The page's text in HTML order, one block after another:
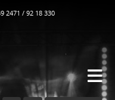
2471 / 92 18 330